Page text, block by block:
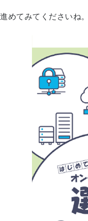
めてみてくださいね